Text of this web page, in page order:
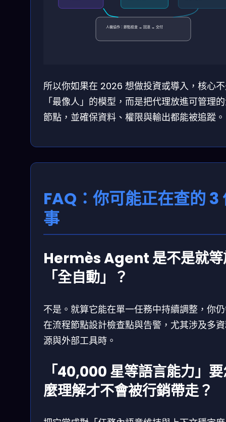
人機協作：節點檢查 → 回滾 → 交付
所以你如果在 2026 想做投資或導入，核心
「最像人」的模型，而是把代理放進可管理
節點，並確保資料、權限與輸出都能被追蹤。
FAQ：你可能正在查的 3
事
Hermès Agent 是不是就等
「全自動」？
不是。就算它能在單一任務中持續調整，你
在流程節點設計檢查點與告警，尤其涉及多
源與外部工具時。
「40,000 星等語言能力」
麼理解才不會被行銷帶走？